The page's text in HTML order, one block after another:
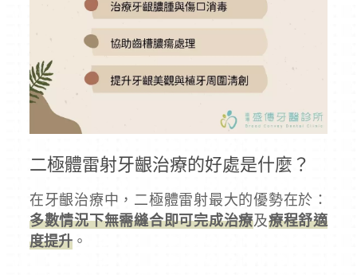
二極體雷射牙齦治療的好處是什麼？
在牙齦治療中，二極體雷射最大的優勢在於：
多數情況下無需縫合即可完成治療及療程舒適
度提升。